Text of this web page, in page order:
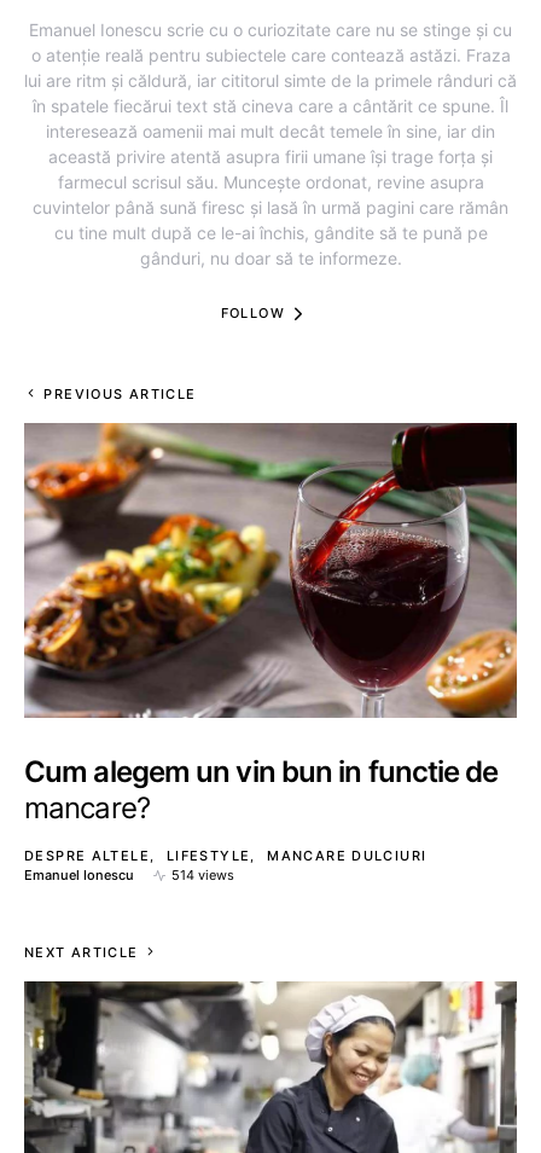
Emanuel Ionescu scrie cu o curiozitate care nu se stinge și cu
o atenție reală pentru subiectele care contează astăzi. Fraza
lui are ritm și căldură, iar cititorul simte de la primele rânduri că
în spatele fiecărui text stă cineva care a cântărit ce spune. Îl
interesează oamenii mai mult decât temele în sine, iar din
această privire atentă asupra firii umane își trage forța și
farmecul scrisul său. Muncește ordonat, revine asupra
cuvintelor până sună firesc și lasă în urmă pagini care rămân
cu tine mult după ce le-ai închis, gândite să te pună pe
gânduri, nu doar să te informeze.
FOLLOW
PREVIOUS ARTICLE
Cum alegem un vin bun in functie de
mancare?
DESPRE ALTELE LIFESTYLE
MANCARE DULCIURI
Emanuel Ionescu
514 views
NEXT ARTICLE